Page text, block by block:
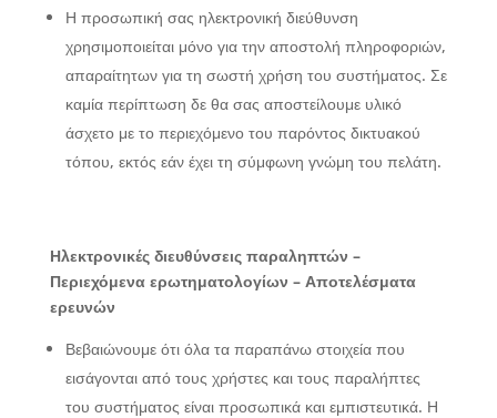
Η προσωπική σας ηλεκτρονική διεύθυνση
χρησιμοποιείται μόνο για την αποστολή πληροφοριών,
απαραίτητων για τη σωστή χρήση του συστήματος. Σε
καμία περίπτωση δε θα σας αποστείλουμε υλικό
άσχετο με το περιεχόμενο του παρόντος δικτυακού
τόπου, εκτός εάν έχει τη σύμφωνη γνώμη του πελάτη.
Ηλεκτρονικές διευθύνσεις παραληπτών –
Περιεχόμενα ερωτηματολογίων – Αποτελέσματα
ερευνών
Βεβαιώνουμε ότι όλα τα παραπάνω στοιχεία που
εισάγονται από τους χρήστες και τους παραλήπτες
του συστήματος είναι προσωπικά και εμπιστευτικά. Η